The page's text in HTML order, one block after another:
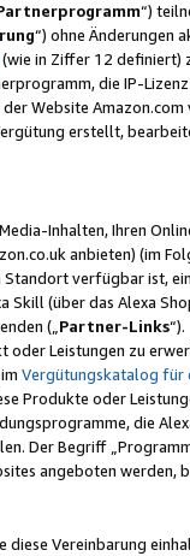
“)
“) ohne Änderungen
(wie in Ziffer 12 definiert)
die IP-
Website
erstellt,
Inhalten, Ihren
anbieten) (im
verfügbar ist,
Skill (über das Alexa
(„ Partner-Links“).
Leistungen zu
Vergütungskatalog für
Produkte oder
die
Der Begriff
angeboten werden,
diese Vereinbarung